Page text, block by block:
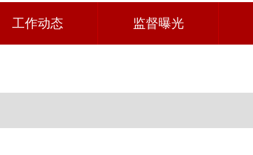
工作动态 监督曝光